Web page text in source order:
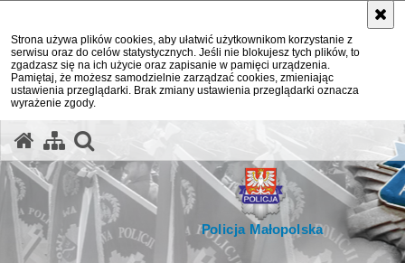
Strona używa plików cookies, aby ułatwić użytkownikom korzystanie z
serwisu oraz do celów statystycznych. Jeśli nie blokujesz tych plików, to
zgadzasz się na ich użycie oraz zapisanie w pamięci urządzenia.
Pamiętaj, że możesz samodzielnie zarządzać cookies, zmieniając
ustawienia przeglądarki. Brak zmiany ustawienia przeglądarki oznacza
wyrażenie zgody.
Policja Małopolska